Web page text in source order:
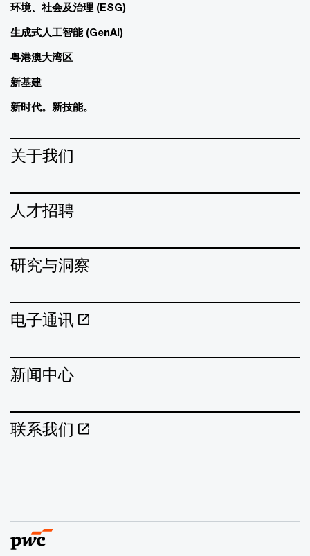
环境、社会及治理 (ESG)
生成式人工智能 (GenAI)
粤港澳大湾区
新基建
新时代。新技能。
关于我们
人才招聘
研究与洞察
电子通讯
新闻中心
联系我们